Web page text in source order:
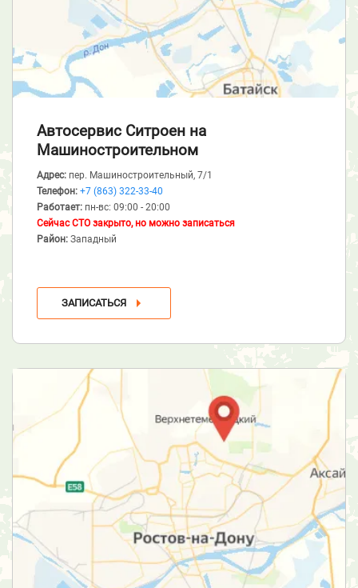
Автосервис Ситроен на
Машиностроительном
Адрес: пер. Машиностроительный, 7/1
Телефон: +7 (863) 322-33-40
Работает: пн-вс: 09:00 - 20:00
Сейчас СТО закрыто, но можно записаться
Район: Западный
ЗАПИСАТЬСЯ